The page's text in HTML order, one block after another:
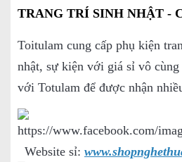
TRANG TRÍ SINH NHẬT -
Toitulam cung cấp phụ kiện
nhật, sự kiện với giá sỉ vô
với Totulam để được nhận
Website sỉ: